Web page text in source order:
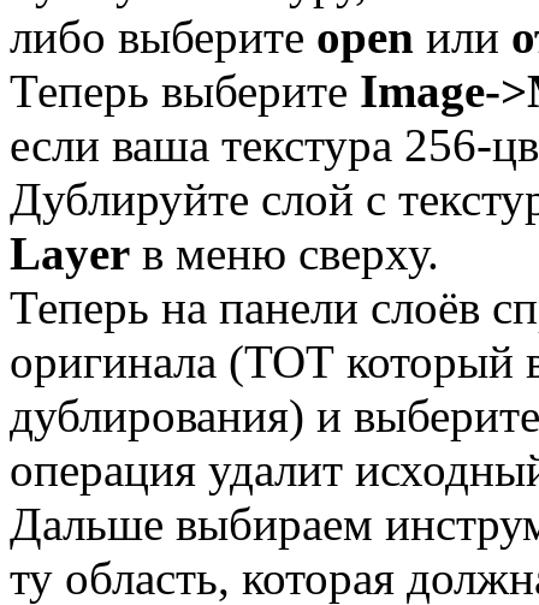
либо выберите open или
Теперь выберите Image-
если ваша текстура 256-
Дублируйте слой с
Layer в меню сверху.
Теперь на панели слоёв
оригинала (ТОТ который
дублирования) и
операция удалит
Дальше выбираем
ту область, которая